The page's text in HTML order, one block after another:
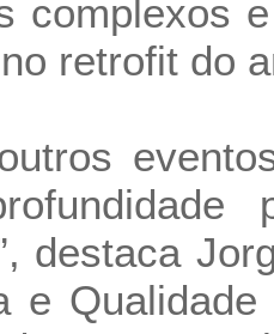
complexos
retrofit do
destaca
e